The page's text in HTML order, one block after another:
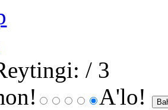
/ 3
A'lo!